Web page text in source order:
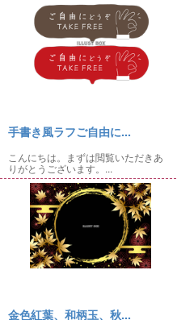
手書き風ラフご自由に...
こんにちは。まずは閲覧いただきあ
りがとうございます。...
金色紅葉、和柄玉、秋...